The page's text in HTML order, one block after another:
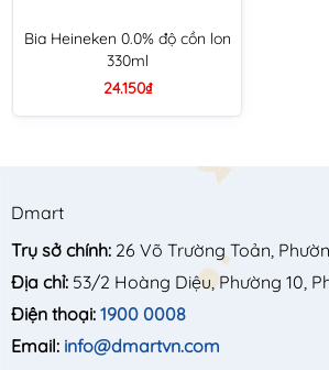
Bia Heineken 0.0% độ cồn lon
330ml
24.150₫
Dmart
Trụ sở chính: 26 Võ Trường Toản,
Địa chỉ: 53/2 Hoàng Diệu, Phường 10,
Điện thoại: 1900 0008
Email: info@dmartvn.com